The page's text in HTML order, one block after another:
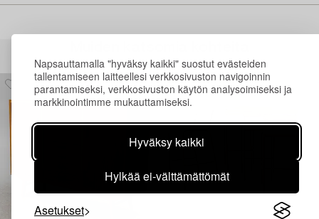
Napsauttamalla "hyväksy kaikki" suostut evästeiden
tallentamiseen laitteellesi verkkosivuston navigoinnin
parantamiseksi, verkkosivuston käytön analysoimiseksi ja
markkinointimme mukauttamiseksi.
Hyväksy kaikki
Hylkää ei-välttämättömät
Asetukset